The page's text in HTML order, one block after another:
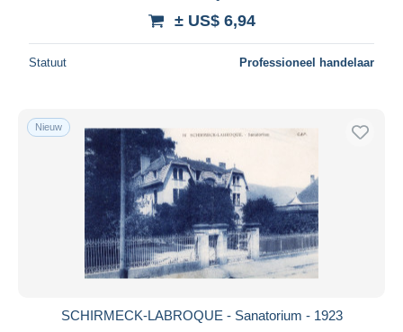
± US$ 6,94
Statuut Professioneel handelaar
Nieuw
SCHIRMECK-LABROQUE - Sanatorium - 1923